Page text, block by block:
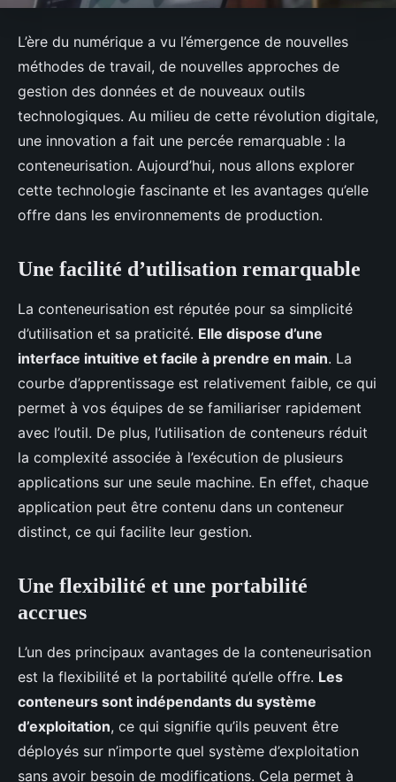
L’ère du numérique a vu l’émergence de nouvelles
méthodes de travail, de nouvelles approches de
gestion des données et de nouveaux outils
technologiques. Au milieu de cette révolution digitale,
une innovation a fait une percée remarquable : la
conteneurisation. Aujourd’hui, nous allons explorer
cette technologie fascinante et les avantages qu’elle
offre dans les environnements de production.
Une facilité d’utilisation remarquable
La conteneurisation est réputée pour sa simplicité
d’utilisation et sa praticité. Elle dispose d’une
interface intuitive et facile à prendre en main. La
courbe d’apprentissage est relativement faible, ce qui
permet à vos équipes de se familiariser rapidement
avec l’outil. De plus, l’utilisation de conteneurs réduit
la complexité associée à l’exécution de plusieurs
applications sur une seule machine. En effet, chaque
application peut être contenu dans un conteneur
distinct, ce qui facilite leur gestion.
Une flexibilité et une portabilité
accrues
L’un des principaux avantages de la conteneurisation
est la flexibilité et la portabilité qu’elle offre. Les
conteneurs sont indépendants du système
d’exploitation, ce qui signifie qu’ils peuvent être
déployés sur n’importe quel système d’exploitation
sans avoir besoin de modifications. Cela permet à